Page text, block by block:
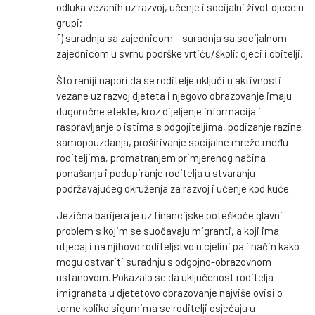
odluka vezanih uz razvoj, učenje i socijalni život djece u
grupi;
f) suradnja sa zajednicom – suradnja sa socijalnom
zajednicom u svrhu podrške vrtiću/školi; djeci i obitelji.
Što raniji napori da se roditelje uključi u aktivnosti
vezane uz razvoj djeteta i njegovo obrazovanje imaju
dugoročne efekte, kroz dijeljenje informacija i
raspravljanje o istima s odgojiteljima, podizanje razine
samopouzdanja, proširivanje socijalne mreže među
roditeljima, promatranjem primjerenog načina
ponašanja i podupiranje roditelja u stvaranju
podržavajućeg okruženja za razvoj i učenje kod kuće.
Jezična barijera je uz financijske poteškoće glavni
problem s kojim se suočavaju migranti, a koji ima
utjecaj i na njihovo roditeljstvo u cjelini pa i način kako
mogu ostvariti suradnju s odgojno-obrazovnom
ustanovom. Pokazalo se da uključenost roditelja –
imigranata u djetetovo obrazovanje najviše ovisi o
tome koliko sigurnima se roditelji osjećaju u